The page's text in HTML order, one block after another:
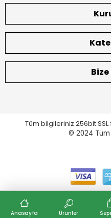
Bize
Tüm bilgileriniz 256bit
© 2024 Tüm
Anasayfa Ürünler